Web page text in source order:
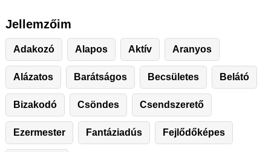
Jellemzőim
Adakozó Alapos Aktív Aranyos
Alázatos Barátságos Becsületes Belátó
Bizakodó Csöndes Csendszerető
Ezermester Fantáziadús Fejlődőképes